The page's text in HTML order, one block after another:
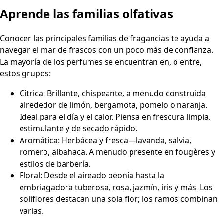
Aprende las familias olfativas
Conocer las principales familias de fragancias te ayuda a
navegar el mar de frascos con un poco más de confianza.
La mayoría de los perfumes se encuentran en, o entre,
estos grupos:
Cítrica: Brillante, chispeante, a menudo construida
alrededor de limón, bergamota, pomelo o naranja.
Ideal para el día y el calor. Piensa en frescura limpia,
estimulante y de secado rápido.
Aromática: Herbácea y fresca—lavanda, salvia,
romero, albahaca. A menudo presente en fougères y
estilos de barbería.
Floral: Desde el aireado peonía hasta la
embriagadora tuberosa, rosa, jazmín, iris y más. Los
soliflores destacan una sola flor; los ramos combinan
varias.